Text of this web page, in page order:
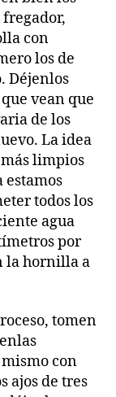
con
los de
Déjenlos
vean que
de los
La idea
más limpios
estamos
todos los
agua
por
la hornilla a
tomen
con
ajos de tres